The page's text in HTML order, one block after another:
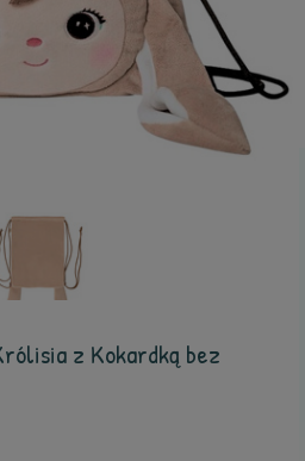
z Kokardką bez